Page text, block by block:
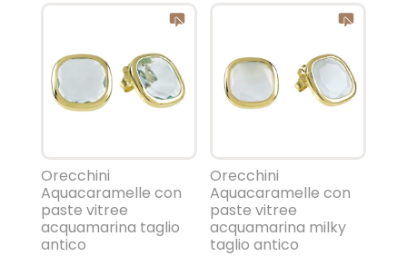
Orecchini
Aquacaramelle con
paste vitree
acquamarina taglio
antico
Orecchini
Aquacaramelle con
paste vitree
acquamarina milky
taglio antico